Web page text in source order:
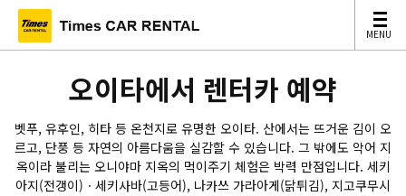
MENU
MENU
오이타에서 렌터카 예약
벳푸, 유후인, 히타 등 온천지로 유명한 오이타. 산에서는 뜨거운 김이 오
르고, 단풍 등 자연의 아름다움을 실감할 수 있습니다. 그 밖에도 악어 지
옥이라 불리는 오니야마 지옥의 먹이주기 체험은 박력 만점입니다. 세키
아지(전갱이)ㆍ세키사바(고등어), 나카쓰 가라아게(닭튀김), 지고쿠무시